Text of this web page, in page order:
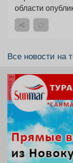
области
Все новости на
реклама